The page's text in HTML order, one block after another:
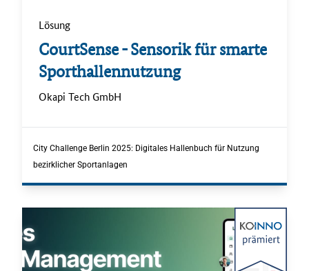
Lösung
.CourtSense - Sensorik für smarte
Sporthallennutzung
.Okapi Tech GmbH
City Challenge Berlin 2025: Digitales Hallenbuch für Nutzung
bezirklicher Sportanlagen